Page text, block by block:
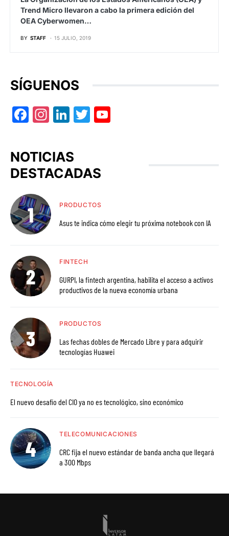
Trend Micro llevaron a cabo la primera edición del
OEA Cyberwomen…
BY STAFF 15 JULIO, 2019
SÍGUENOS
Facebook
Instagram
LinkedIn
Twitter
NOTICIAS
DESTACADAS
PRODUCTOS
Asus te indica cómo elegir tu próxima notebook con IA
FINTECH
GURPI, la fintech argentina, habilita el acceso a activos
productivos de la nueva economía urbana
PRODUCTOS
Las fechas dobles de Mercado Libre y para adquirir
tecnologías Huawei
TECNOLOGÍA
El nuevo desafío del CIO ya no es tecnológico, sino económico
TELECOMUNICACIONES
CRC fija el nuevo estándar de banda ancha que llegará
a 300 Mbps